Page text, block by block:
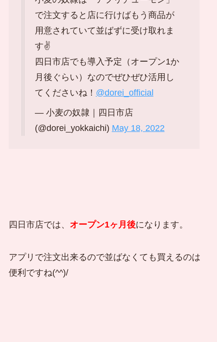
で注文すると店に行けばもう商品が
用意されていて並ばずに受け取れま
す✌️
四日市店でも導入予定（オープン1か
月後ぐらい）なのでぜひぜひ活用し
てくださいね！ @dorei_official
— 小麦の奴隷｜四日市店
(@dorei_yokkaichi) May 18, 2022
四日市店では、 オープン1ヶ月後になります。
アプリで注文出来るので並ばなくても買えるのは
便利ですね(^^)/